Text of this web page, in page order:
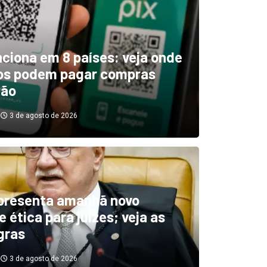
indica El Niño
diminuindo chuvas e
secas de rios
3 de agosto de 2026
em 8 países: veja onde
podem pagar compras
3 de agosto de 2026
amanhã novo
ética para juízes; veja as
3 de agosto de 2026